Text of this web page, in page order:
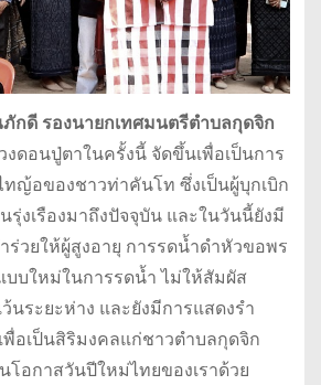
กดี รองนายกเทศมนตรีตำบลกุดจิก
งดอนปู่ตาในครั้งนี้ จัดขึ้นเพื่อเป็นการ
ญ้อของชาวท่าคันโท ซึ่งเป็นผู้บุกเบิก
รุ่งเรืองมาถึงปัจจุบัน และในวันนี้ยังมี
วยให้ผู้สูงอายุ การรดน้ำดำหัวขอพร
บบใหม่ในการรดน้ำ ไม่ให้สัมผัส
นระยะห่าง และยังมีการแสดงรำ
พื่อเป็นสิริมงคลแก่ชาวตำบลกุดจิก
โอกาสวันปีใหม่ไทยของเราด้วย